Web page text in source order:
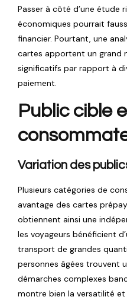
Passer à côté d’une étude
économiques pourrait
financier. Pourtant, une
cartes apportent un grand
significatifs par rapport à
paiement.
Public cible
Variation des
Plusieurs catégories de
avantage des cartes
obtiennent ainsi une
les voyageurs bénéficient
transport de grandes
personnes âgées trouvent
démarches complexes
montre bien la versatilité